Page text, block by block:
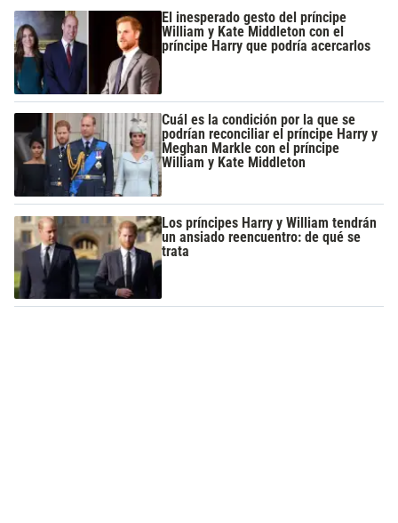
El inesperado gesto del príncipe
William y Kate Middleton con el
príncipe Harry que podría acercarlos
Cuál es la condición por la que se
podrían reconciliar el príncipe Harry y
Meghan Markle con el príncipe
William y Kate Middleton
Los príncipes Harry y William tendrán
un ansiado reencuentro: de qué se
trata